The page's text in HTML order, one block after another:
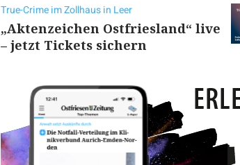
True-Crime im Zollhaus in Leer
„Aktenzeichen Ostfriesland“ live
– jetzt Tickets sichern